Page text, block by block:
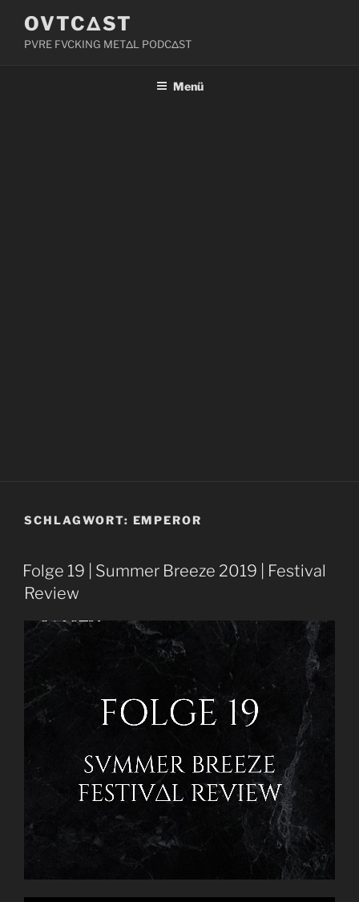
Inhalt
springen
OVTCΔST
PVRE FVCKING METΔL PODCΔST
Menü
SCHLAGWORT: EMPEROR
Folge 19 | Summer Breeze 2019 | Festival
Review